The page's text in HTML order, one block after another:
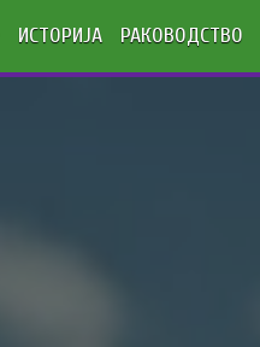
ИСТОРИЈА РАКОВОДСТВО